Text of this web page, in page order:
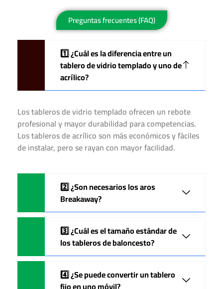
Preguntas frecuentes (FAQ)
1️⃣ ¿Cuál es la diferencia entre un
tablero de vidrio templado y uno de
acrílico?
Los tableros de vidrio templado ofrecen un rebote
profesional y mayor durabilidad para competencias.
Los tableros de acrílico son más económicos y fáciles
de instalar, pero se rayan con mayor facilidad.
2️⃣ ¿Son necesarios los aros
Breakaway?
3️⃣ ¿Cuál es el tamaño estándar de
los tableros de baloncesto?
4️⃣ ¿Se puede convertir un tablero